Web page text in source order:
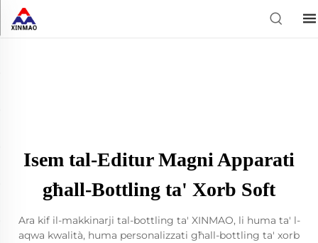
Isem tal-Editur Magni Apparati
għall-Bottling ta' Xorb Soft
Ara kif il-makkinarji tal-bottling ta' XINMAO, li huma ta' l-
aqwa kwalità, huma personalizzati għall-bottling ta' xorb